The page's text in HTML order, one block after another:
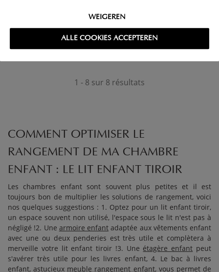
WEIGEREN
ALLE COOKIES ACCEPTEREN
179,
1 - 8 sur 8 résultats
COMMENT OPTIMISER LE
RANGEMENT DE MA CHAMBRE
ENFANT : LE LIT ENFANT TIROIR
Les chambres enfant sont souvent plus petites et il est
toujours bon de multiplier les solutions de rangement, voici
nos quelques suggestions : 1. Optez pour un lit enfant tiroir,
un espace souvent non utilisé, l'espace sous le lit n'est pas à
négligé !2. Une armoire enfant adaptée aux vêtements enfant
avec une ou deux penderies est très utile et complètera à
merveille votre lit enfant tiroir !3. Une étagère enfant peut
s'avérer très utile pour les livres enfant, 4. Le bac à livres
enfant, astucieux meuble rangement enfant, vous permet de